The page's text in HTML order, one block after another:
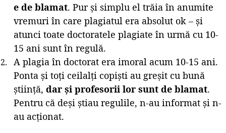
e de blamat. Pur și simplu el trăia în anumite
vremuri în care plagiatul era absolut ok – și
atunci toate doctoratele plagiate în urmă cu 10-
15 ani sunt în regulă.
A plagia în doctorat era imoral acum 10-15 ani.
Ponta și toți ceilalți copiști au greșit cu bună
știință, dar și profesorii lor sunt de blamat.
Pentru că deși știau regulile, n-au informat și n-
au acționat.